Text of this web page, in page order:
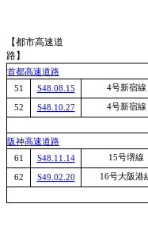
【都市高速道
路】
首都高速道路
51
S48.08.15 4号新宿線
52 S48.10.27 4号新宿線
阪神高速道路
61
S48.11.14 15号堺線
62 S49.02.20 16号大阪港